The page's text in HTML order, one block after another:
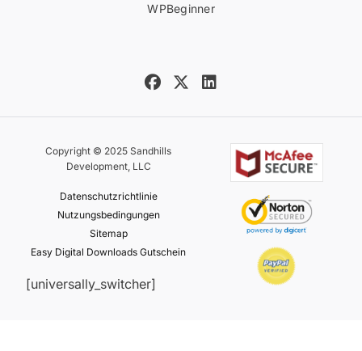
WPBeginner
Copyright © 2025 Sandhills
Development, LLC
Datenschutzrichtlinie
Nutzungsbedingungen
Sitemap
Easy Digital Downloads Gutschein
[universally_switcher]